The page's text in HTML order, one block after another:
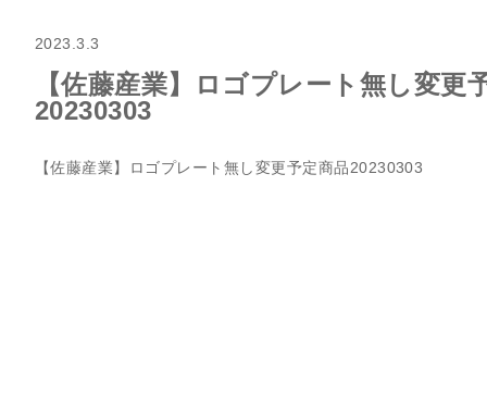
2023.3.3
【佐藤産業】ロゴプレート無し変更
20230303
【佐藤産業】ロゴプレート無し変更予定商品20230303